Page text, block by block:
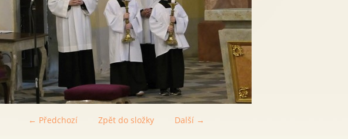
← Předchozí Další →
Zpět do složky